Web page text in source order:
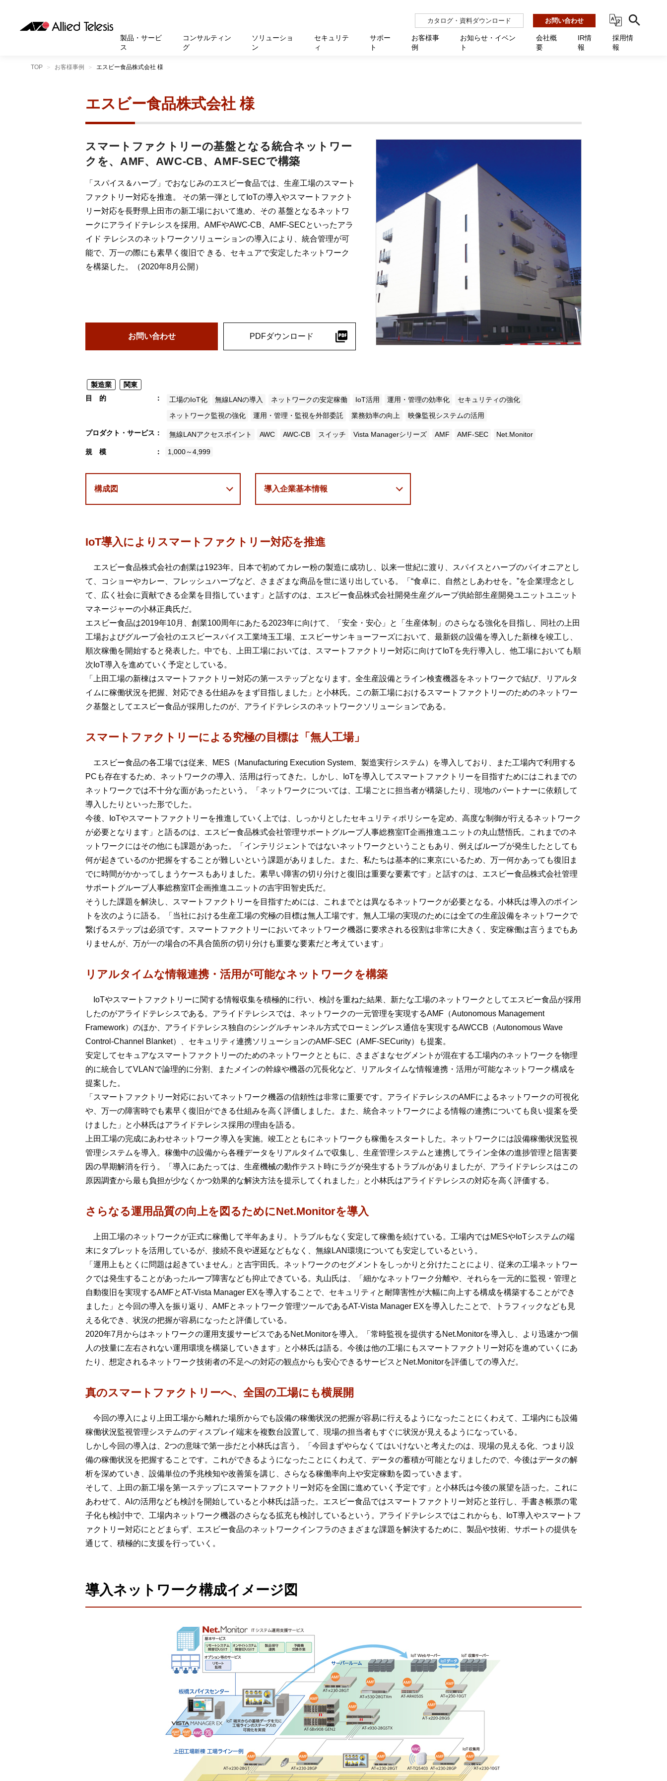
カタログ・資料ダウンロード お問い合わせ
製品・サービ
ス
スイッチ
UTM／ルーター
セキュリティ
アカデミック製品
ネットワーク管理
メディアコンバーター
製品を探す
製品ナビゲーション システム構成アシスト
他社製品・サービス連携 企業一覧
運用支援 Net.Monitor
製品保守 Net.Cover
統合管理 Net.AMF
クラウド型インシデントレスポンス訓練基盤 NetQuest
Platform
セキュリティ対策・支援 Net.CyberSecurity
SASEソリューション Allied SecureWAN
オフラインバックアップ
光回線 アライド光
製品サブスクリプション
コンサルティン
グ
ソリューショ
ン
帯域強化
運用管理
クラウド管理
サーバー仮想化
データセンター
映像監視
小中高・教育委員会向け
大学向け
企業向け
セキュリテ
ィ
セキュリティ対策・支援 Net.CyberSecurity
運用支援 Net.Monitor
クラウド型インシデントレスポンス訓練基盤 NetQuest
サポー
ト
規約一覧
マニュアル・ファームウェア
サポート対象バージョン一覧
オンサイトサービス契約中のお客様へ
お客様事
例
官公庁・自治体
小中高等学校
大学
イベント
お知らせ・イベン
ト
重要なお知らせ
会社概
要
沿革
受賞・認定
環境保全活動
ダイバーシティ推進
マルチステークホルダー方針
IR情
報
採用情
報
TOP お客様事例 エスビー食品株式会社 様
エスビー食品株式会社 様
スマートファクトリーの基盤となる統合ネットワー
クを、AMF、AWC-CB、AMF-SECで構築
「スパイス＆ハーブ」でおなじみのエスビー食品では、生産工場のスマート
ファクトリー対応を推進。 その第一弾としてIoTの導入やスマートファクト
リー対応を長野県上田市の新工場において進め、その 基盤となるネットワ
ークにアライドテレシスを採用。AMFやAWC-CB、AMF-SECといったアラ
イド テレシスのネットワークソリューションの導入により、統合管理が可
能で、万一の際にも素早く復旧で きる、セキュアで安定したネットワーク
を構築した。（2020年8月公開）
お問い合わせ PDFダウンロード
製造業
関東
目 的
工場のIoT化 無線LANの導入 ネットワークの安定稼働 IoT活用 運用・管理の効率化
セキュリティの強化
ネットワーク監視の強化
運用・管理・監視を外部委託 業務効率の向上 映像監視システムの活用
プロダクト・サービス 無線LANアクセスポイント AWC AWC-CB スイッチ Vista Managerシリーズ AMF AMF-SEC Net.Monitor
規 模 1,000～4,999
構成図 導入企業基本情報
IoT導入によりスマートファクトリー対応を推進
エスビー食品株式会社の創業は1923年。日本で初めてカレー粉の製造に成功し、以来一世紀に渡り、スパイスとハーブのパイオニアとし
て、コショーやカレー、フレッシュハーブなど、さまざまな商品を世に送り出している。「“食卓に、自然としあわせを。”を企業理念とし
て、広く社会に貢献できる企業を目指しています」と話すのは、エスビー食品株式会社開発生産グループ供給部生産開発ユニットユニット
マネージャーの小林正典氏だ。
エスビー食品は2019年10月、創業100周年にあたる2023年に向けて、「安全・安心」と「生産体制」のさらなる強化を目指し、同社の上田
工場およびグループ会社のエスビースパイス工業埼玉工場、エスビーサンキョーフーズにおいて、最新鋭の設備を導入した新棟を竣工し、
順次稼働を開始すると発表した。中でも、上田工場においては、スマートファクトリー対応に向けてIoTを先行導入し、他工場においても順
次IoT導入を進めていく予定としている。
「上田工場の新棟はスマートファクトリー対応の第一ステップとなります。全生産設備とライン検査機器をネットワークで結び、リアルタ
イムに稼働状況を把握、対応できる仕組みをまず目指しました」と小林氏。この新工場におけるスマートファクトリーのためのネットワー
ク基盤としてエスビー食品が採用したのが、アライドテレシスのネットワークソリューションである。
スマートファクトリーによる究極の目標は「無人工場」
エスビー食品の各工場では従来、MES（Manufacturing Execution System、製造実行システム）を導入しており、また工場内で利用する
PCも存在するため、ネットワークの導入、活用は行ってきた。しかし、IoTを導入してスマートファクトリーを目指すためにはこれまでの
ネットワークでは不十分な面があったという。「ネットワークについては、工場ごとに担当者が構築したり、現地のパートナーに依頼して
導入したりといった形でした。
今後、IoTやスマートファクトリーを推進していく上では、しっかりとしたセキュリティポリシーを定め、高度な制御が行えるネットワーク
が必要となります」と語るのは、エスビー食品株式会社管理サポートグループ人事総務室IT企画推進ユニットの丸山慧悟氏。これまでのネ
ットワークにはその他にも課題があった。「インテリジェントではないネットワークということもあり、例えばループが発生したとしても
何が起きているのか把握をすることが難しいという課題がありました。また、私たちは基本的に東京にいるため、万一何かあっても復旧ま
でに時間がかかってしまうケースもありました。素早い障害の切り分けと復旧は重要な要素です」と話すのは、エスビー食品株式会社管理
サポートグループ人事総務室IT企画推進ユニットの吉宇田智史氏だ。
そうした課題を解決し、スマートファクトリーを目指すためには、これまでとは異なるネットワークが必要となる。小林氏は導入のポイン
トを次のように語る。「当社における生産工場の究極の目標は無人工場です。無人工場の実現のためには全ての生産設備をネットワークで
繋げるステップは必須です。スマートファクトリーにおいてネットワーク機器に要求される役割は非常に大きく、安定稼働は言うまでもあ
りませんが、万が一の場合の不具合箇所の切り分けも重要な要素だと考えています」
リアルタイムな情報連携・活用が可能なネットワークを構築
IoTやスマートファクトリーに関する情報収集を積極的に行い、検討を重ねた結果、新たな工場のネットワークとしてエスビー食品が採用
したのがアライドテレシスである。アライドテレシスでは、ネットワークの一元管理を実現するAMF（Autonomous Management
Framework）のほか、アライドテレシス独自のシングルチャンネル方式でローミングレス通信を実現するAWCCB（Autonomous Wave
Control-Channel Blanket）、セキュリティ連携ソリューションのAMF-SEC（AMF-SECurity）も提案。
安定してセキュアなスマートファクトリーのためのネットワークとともに、さまざまなセグメントが混在する工場内のネットワークを物理
的に統合してVLANで論理的に分割、またメインの幹線や機器の冗長化など、リアルタイムな情報連携・活用が可能なネットワーク構成を
提案した。
「スマートファクトリー対応においてネットワーク機器の信頼性は非常に重要です。アライドテレシスのAMFによるネットワークの可視化
や、万一の障害時でも素早く復旧ができる仕組みを高く評価しました。また、統合ネットワークによる情報の連携についても良い提案を受
けました」と小林氏はアライドテレシス採用の理由を語る。
上田工場の完成にあわせネットワーク導入を実施。竣工とともにネットワークも稼働をスタートした。ネットワークには設備稼働状況監視
管理システムを導入。稼働中の設備から各種データをリアルタイムで収集し、生産管理システムと連携してライン全体の進捗管理と阻害要
因の早期解消を行う。「導入にあたっては、生産機械の動作テスト時にラグが発生するトラブルがありましたが、アライドテレシスはこの
原因調査から最も負担が少なくかつ効果的な解決方法を提示してくれました」と小林氏はアライドテレシスの対応を高く評価する。
さらなる運用品質の向上を図るためにNet.Monitorを導入
上田工場のネットワークが正式に稼働して半年あまり。トラブルもなく安定して稼働を続けている。工場内ではMESやIoTシステムの端
末にタブレットを活用しているが、接続不良や遅延などもなく、無線LAN環境についても安定しているという。
「運用上もとくに問題は起きていません」と吉宇田氏。ネットワークのセグメントをしっかりと分けたことにより、従来の工場ネットワー
クでは発生することがあったループ障害なども抑止できている。丸山氏は、「細かなネットワーク分離や、それらを一元的に監視・管理と
自動復旧を実現するAMFとAT-Vista Manager EXを導入することで、セキュリティと耐障害性が大幅に向上する構成を構築することができ
ました」と今回の導入を振り返り、AMFとネットワーク管理ツールであるAT-Vista Manager EXを導入したことで、トラフィックなども見
える化でき、状況の把握が容易になったと評価している。
2020年7月からはネットワークの運用支援サービスであるNet.Monitorを導入。「常時監視を提供するNet.Monitorを導入し、より迅速かつ個
人の技量に左右されない運用環境を構築していきます」と小林氏は語る。今後は他の工場にもスマートファクトリー対応を進めていくにあ
たり、想定されるネットワーク技術者の不足への対応の観点からも安心できるサービスとNet.Monitorを評価しての導入だ。
真のスマートファクトリーへ、全国の工場にも横展開
今回の導入により上田工場から離れた場所からでも設備の稼働状況の把握が容易に行えるようになったことにくわえて、工場内にも設備
稼働状況監視管理システムのディスプレイ端末を複数台設置して、現場の担当者もすぐに状況が見えるようになっている。
しかし今回の導入は、2つの意味で第一歩だと小林氏は言う。「今回まずやらなくてはいけないと考えたのは、現場の見える化、つまり設
備の稼働状況を把握することです。これができるようになったことにくわえて、データの蓄積が可能となりましたので、今後はデータの解
析を深めていき、設備単位の予兆検知や改善策を講じ、さらなる稼働率向上や安定稼動を図っていきます。
そして、上田の新工場を第一ステップにスマートファクトリー対応を全国に進めていく予定です」と小林氏は今後の展望を語った。これに
あわせて、AIの活用なども検討を開始していると小林氏は語った。エスビー食品ではスマートファクトリー対応と並行し、手書き帳票の電
子化も検討中で、工場内ネットワーク機器のさらなる拡充も検討しているという。アライドテレシスではこれからも、IoT導入やスマートフ
ァクトリー対応にとどまらず、エスビー食品のネットワークインフラのさまざまな課題を解決するために、製品や技術、サポートの提供を
通じて、積極的に支援を行っていく。
導入ネットワーク構成イメージ図